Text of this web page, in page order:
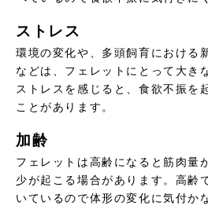
ストレス
環境の変化や、多頭飼育における
などは、フェレットにとって大き
ストレスを感じると、食欲不振を
ことがあります。
加齢
フェレットは高齢になると筋肉量
少が起こる場合があります。高齢
いているので体形の変化に気付か